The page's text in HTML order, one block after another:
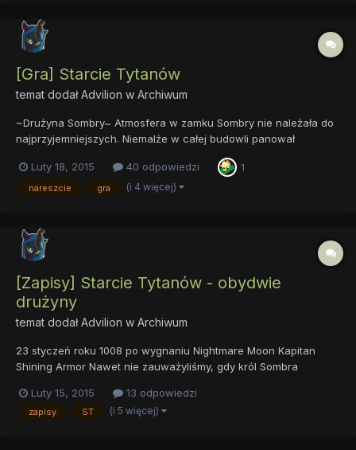
[Gra] Starcie Tytanów
temat dodałAdvilion w Archiwum
~Drużyna Sombry~ Atmosfera w zamku Sombry nie należała do
najprzyjemniejszych. Niemalże w całej budowli panował
zimne, dzienne światło. Zawieszone przy ścianach świece nie
dysponowały przecież dostateczną mocą, by rozświetlić rozległe
Luty 18, 2015 40 odpowiedzi 1
nareszcie gra (i 4 więcej)
[Zapisy] Starcie Tytanów - obydwie
drużyny
temat dodałAdvilion w Archiwum
23 styczeń roku 1008 po wygnaniu Nightmare Moon Kapitan
Shining Armor Nawet nie zauważyliśmy, gdy król Sombra
bronić, ale nie wiemy, jak długo wytrzymamy. Prawdopodobnie
nie zostało nam już dużo czasu. Wysyłamy prośbę o posiłk...
Luty 15, 2015 13 odpowiedzi
zapisy ST (i 5 więcej)